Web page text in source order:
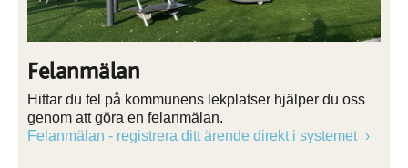
Felanmälan
Hittar du fel på kommunens lekplatser hjälper du oss
genom att göra en felanmälan.
Felanmälan - registrera ditt ärende direkt i systemet